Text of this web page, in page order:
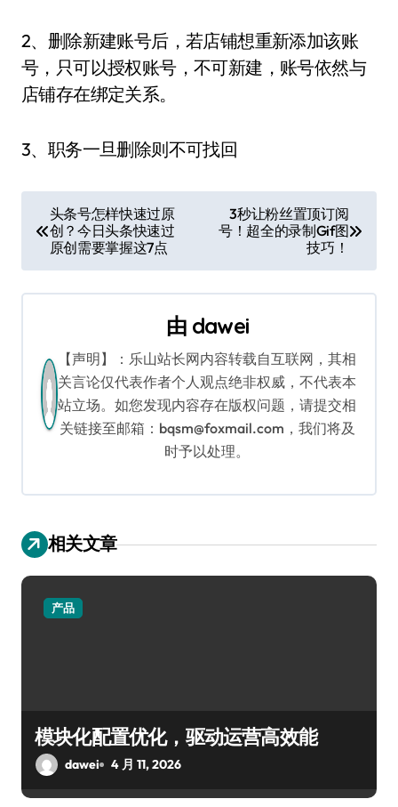
2、删除新建账号后，若店铺想重新添加该账
号，只可以授权账号，不可新建，账号依然与
店铺存在绑定关系。
3、职务一旦删除则不可找回
章
导
头条号怎样快速过原
创？今日头条快速过
原创需要掌握这7点
3秒让粉丝置顶订阅
号！超全的录制Gif图
技巧！
由 dawei
【声明】：乐山站长网内容转载自互联网，其相
关言论仅代表作者个人观点绝非权威，不代表本
站立场。如您发现内容存在版权问题，请提交相
关链接至邮箱：bqsm@foxmail.com，我们将及
时予以处理。
相关文章
产品
模块化配置优化，驱动运营高效能
dawei 4 月 11, 2026